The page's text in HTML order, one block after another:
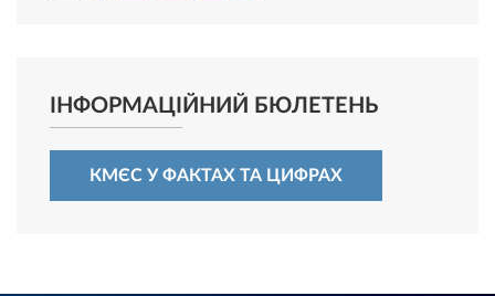
ІНФОРМАЦІЙНИЙ БЮЛЕТЕНЬ
КМЄС У ФАКТАХ ТА ЦИФРАХ